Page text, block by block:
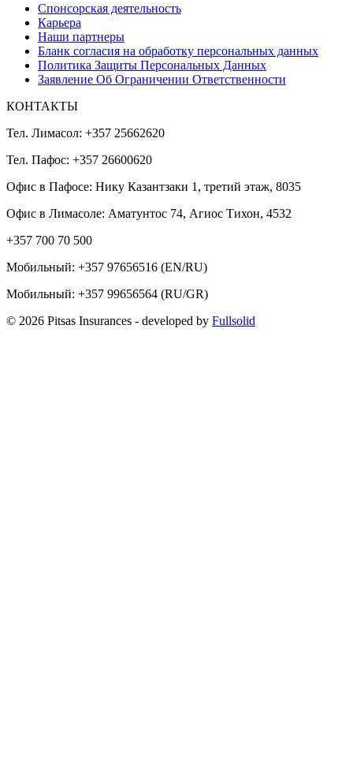
Спонсорская деятельность
Карьера
Наши партнеры
Бланк согласия на обработку персональных данных
Политика Защиты Персональных Данных
Заявление Об Ограничении Ответственности
КОНТАКТЫ
Тел. Лимасол: +357 25662620
Тел. Пафос: +357 26600620
Офис в Пафосе: Нику Казантзаки 1, третий этаж, 8035
Офис в Лимасоле: Аматунтос 74, Агиос Тихон, 4532
+357 700 70 500
Мобильный: +357 97656516 (EN/RU)
Мобильный: +357 99656564 (RU/GR)
© 2026 Pitsas Insurances - developed by Fullsolid